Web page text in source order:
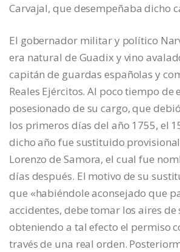
Carvajal, que desempeñaba dicho
El gobernador militar y político
era natural de Guadix y vino
capitán de guardas españolas y
Reales Ejércitos. Al poco tiempo de
posesionado de su cargo, que
los primeros días del año 1755, el
dicho año fue sustituido
Lorenzo de Samora, el cual fue
días después. El motivo de su
que «habiéndole aconsejado que
accidentes, debe tomar los aires de
obteniendo a tal efecto el permiso
través de una real orden.